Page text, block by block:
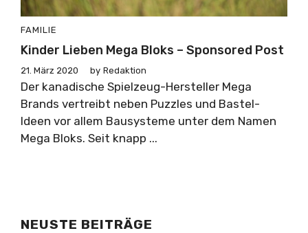
FAMILIE
Kinder Lieben Mega Bloks – Sponsored Post
21. März 2020 by Redaktion
Der kanadische Spielzeug-Hersteller Mega
Brands vertreibt neben Puzzles und Bastel-
Ideen vor allem Bausysteme unter dem Namen
Mega Bloks. Seit knapp ...
NEUSTE BEITRÄGE